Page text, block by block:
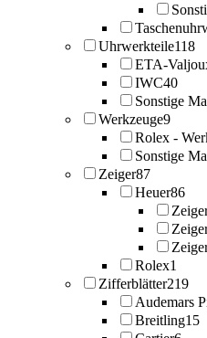
Uhrwerkteile118
ETA-
IWC40
Sonstige
Werkzeuge9
Rolex -
Sonstige
Zeiger87
Heuer86
Rolex1
Zifferblätter219
Audemars
Breitling15